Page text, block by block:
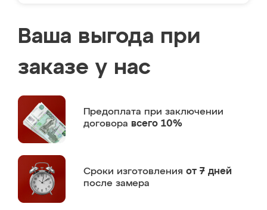
Ваша выгода при
заказе у нас
Предоплата при заключении
договора всего 10%
Сроки изготовления от 7 дней
после замера